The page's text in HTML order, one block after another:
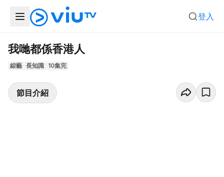
登入
我哋都係香港人
綜藝 長知識 10集完
節目介紹